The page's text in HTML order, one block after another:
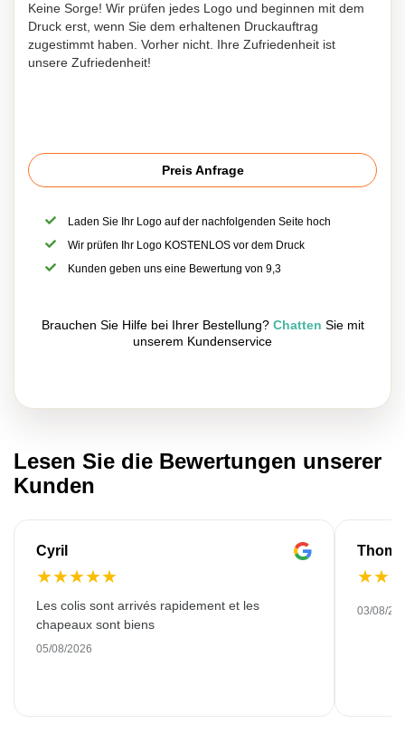
Keine Sorge! Wir prüfen jedes Logo und beginnen mit dem
Druck erst, wenn Sie dem erhaltenen Druckauftrag
zugestimmt haben. Vorher nicht. Ihre Zufriedenheit ist
unsere Zufriedenheit!
Preis Anfrage
Laden Sie Ihr Logo auf der nachfolgenden Seite hoch
Wir prüfen Ihr Logo KOSTENLOS vor dem Druck
Kunden geben uns eine Bewertung von 9,3
Brauchen Sie Hilfe bei Ihrer Bestellung? Chatten Sie mit
unserem Kundenservice
Lesen Sie die Bewertungen unserer
Kunden
Cyril
★★★★★
Les colis sont arrivés rapidement et les
chapeaux sont biens
05/08/2026
★★
03/08/